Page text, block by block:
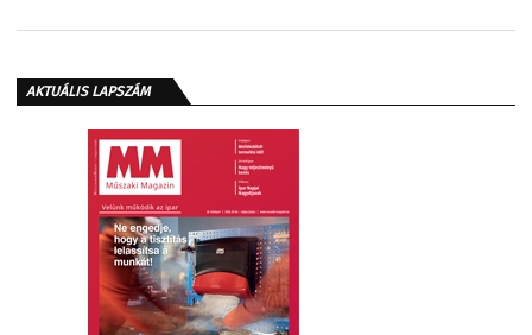
AKTUÁLIS LAPSZÁM